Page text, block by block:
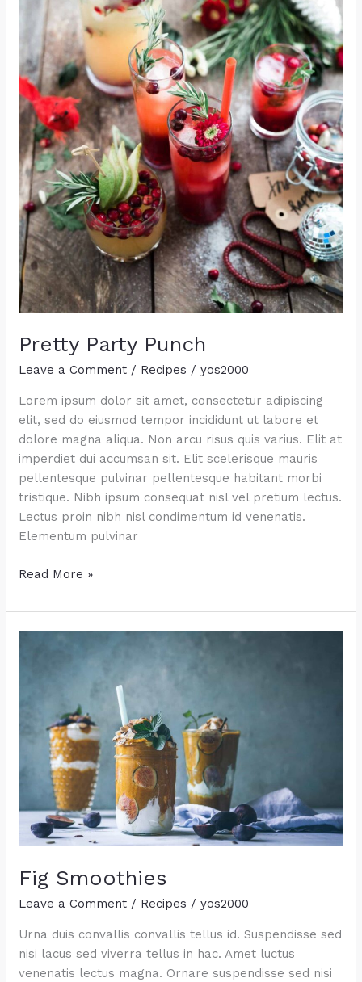
Pretty Party Punch
Leave a Comment / Recipes /yos2000
Lorem ipsum dolor sit amet, consectetur adipiscing
elit, sed do eiusmod tempor incididunt ut labore et
dolore magna aliqua. Non arcu risus quis varius. Elit at
imperdiet dui accumsan sit. Elit scelerisque mauris
pellentesque pulvinar pellentesque habitant morbi
tristique. Nibh ipsum consequat nisl vel pretium lectus.
Lectus proin nibh nisl condimentum id venenatis.
Elementum pulvinar
Pretty
Punch
Read More »
Fig Smoothies
Leave a Comment / Recipes /yos2000
Urna duis convallis convallis tellus id. Suspendisse sed
nisi lacus sed viverra tellus in hac. Amet luctus
venenatis lectus magna. Ornare suspendisse sed nisi